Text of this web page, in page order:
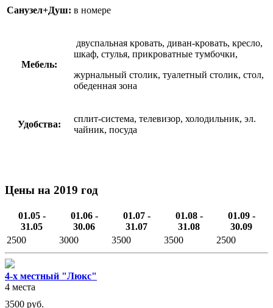
Санузел+Душ: в номере
Мебель:
двуспальная кровать, диван-кровать, кресло,
шкаф, стулья, прикроватные тумбочки,
журнальный столик, туалетный столик, стол,
обеденная зона
Удобства:
сплит-система, телевизор, холодильник, эл.
чайник, посуда
Цены на 2019 год
01.05 -
31.05
01.06 -
30.06
01.07 -
31.07
01.08 -
31.08
01.09 -
30.09
2500
3000 3500 3500 2500
4-х местный "Люкс"
4 места
3500 руб.